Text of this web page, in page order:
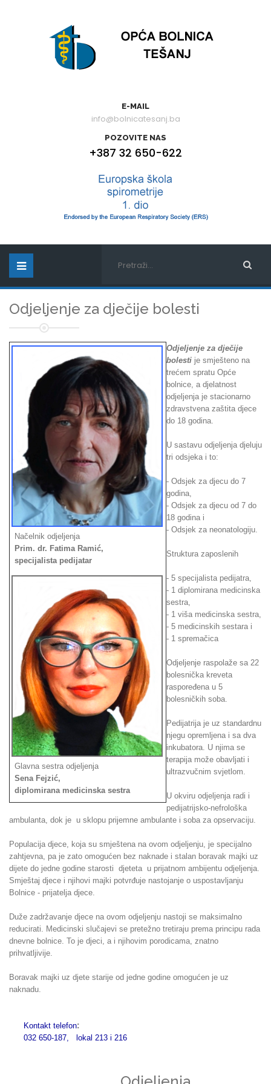
E-MAIL
info@bolnicatesanj.ba
POZOVITE NAS
+387 32 650-622
Odjeljenje za dječije bolesti
Načelnik odjeljenja
Prim. dr. Fatima Ramić,
specijalista pedijatar
Glavna sestra odjeljenja
Sena Fejzić,
diplomirana medicinska sestra
Odjeljenje za dječije
bolesti je smješteno na
trećem spratu Opće
bolnice, a djelatnost
odjeljenja je stacionarno
zdravstvena zaštita djece
do 18 godina.
U sastavu odjeljenja djeluju
tri odsjeka i to:
- Odsjek za djecu do 7
godina,
- Odsjek za djecu od 7 do
18 godina i
- Odsjek za neonatologiju.
Struktura zaposlenih
- 5 specijalista pedijatra,
- 1 diplomirana medicinska
sestra,
- 1 viša medicinska sestra,
- 5 medicinskih sestara i
- 1 spremačica
Odjeljenje raspolaže sa 22
bolesnička kreveta
raspoređena u 5
bolesničkih soba.
Pedijatrija je uz standardnu
njegu opremljena i sa dva
inkubatora. U njima se
terapija može obavljati i
ultrazvučnim svjetlom.
U okviru odjeljenja radi i
pedijatrijsko-nefrološka
ambulanta, dok je u sklopu prijemne ambulante i soba za opservaciju.
Populacija djece, koja su smještena na ovom odjeljenju, je specijalno
zahtjevna, pa je zato omogućen bez naknade i stalan boravak majki uz
dijete do jedne godine starosti djeteta u prijatnom ambijentu odjeljenja.
Smještaj djece i njihovi majki potvrđuje nastojanje o uspostavljanju
Bolnice - prijatelja djece.
Duže zadržavanje djece na ovom odjeljenju nastoji se maksimalno
reducirati. Medicinski slučajevi se pretežno tretiraju prema principu rada
dnevne bolnice. To je djeci, a i njihovim porodicama, znatno
prihvatljivije.
Boravak majki uz djete starije od jedne godine omogućen je uz
naknadu.
Kontakt telefon:
032 650-187, lokal 213 i 216